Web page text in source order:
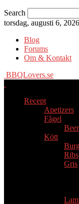
Search
torsdag, augusti 6, 2026
Blog
Forums
Om & Kontakt
BBQLovers.se
Recept
Apetizers
Fågel
Kött
Ribs
Gris